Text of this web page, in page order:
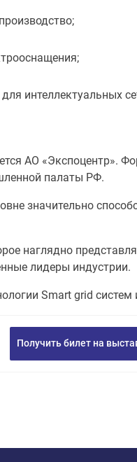
интеллектуальных
АО «Экспоцентр».
палаты РФ.
значительно
наглядно
лидеры индустрии.
Smart grid
Получить билет на